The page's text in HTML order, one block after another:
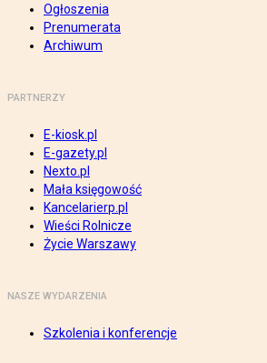
Ogłoszenia
Prenumerata
Archiwum
PARTNERZY
E-kiosk.pl
E-gazety.pl
Nexto.pl
Mała księgowość
Kancelarierp.pl
Wieści Rolnicze
Życie Warszawy
NASZE WYDARZENIA
Szkolenia i konferencje